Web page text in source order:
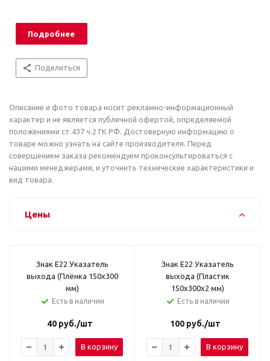
Подробнее
Поделиться
Описание и фото товара носит рекламно-информационный
характер и не является публичной офертой, определяемой
положениями ст.437 ч.2 ГК РФ. Достоверную информацию о
товаре можно узнать на сайте производителя. Перед
совершением заказа рекомендуем проконсультироваться с
нашими менеджерами, и уточнить технические характеристики и
вид товара.
Цены
Знак E22 Указатель
выхода (Плёнка 150х300
мм)
Есть в наличии
40 руб./шт
В корзину
Знак E22 Указатель
выхода (Пластик
150х300х2 мм)
Есть в наличии
100 руб./шт
В корзину